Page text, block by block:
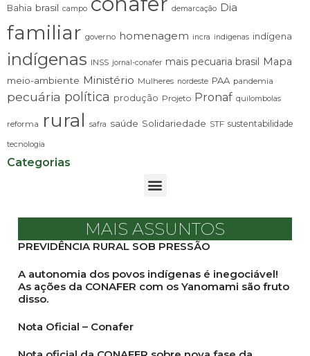
Bahia brasil campo demarcação Dia
familiar governo homenagem incra indigenas indígena
indígenas INSS jornal-conafer mais pecuaria brasil Mapa
meio-ambiente Ministério Mulheres nordeste PAA pandemia
pecuária política produção Projeto Pronaf quilombolas
reforma rural safra saúde Solidariedade STF sustentabilidade
tecnologia
Categorias
MAIS ASSUNTOS
PREVIDÊNCIA RURAL SOB PRESSÃO
A autonomia dos povos indígenas é inegociável!
As ações da CONAFER com os Yanomami são fruto
disso.
Nota Oficial – Conafer